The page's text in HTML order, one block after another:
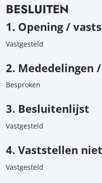
BESLUITEN
1. Opening /
Vastgesteld
2. Mededelingen
Besproken
3. Besluitenlijst
Vastgesteld
4. Vaststellen
Vastgesteld